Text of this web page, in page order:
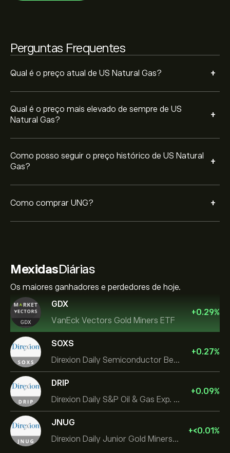
Perguntas Frequentes
Qual é o preço atual de US Natural Gas? +
Qual é o preço mais elevado de sempre de US
Natural Gas?
+
Como posso seguir o preço histórico de US Natural
Gas?
+
Como comprar UNG? +
MexidasDiárias
Os maiores ganhadores e perdedores de hoje.
GDX
VanEck Vectors Gold Miners ETF
+0.29%
SOXS
Direxion Daily Semiconductor Bear 3X ETF
+0.27%
DRIP
Direxion Daily S&P Oil & Gas Exp. & Prod. Bear 2X ETF
+0.09%
JNUG
Direxion Daily Junior Gold Miners Index Bull 2X ETF
+‎<‎0.01%